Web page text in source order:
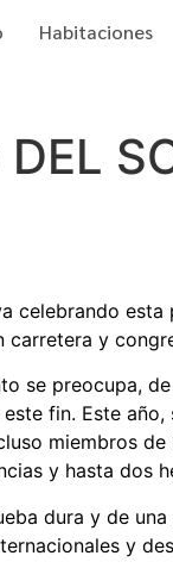
Habitaciones
celebrando
carretera y
se preocupa,
fin. Este
miembros
y hasta dos
dura y de
y